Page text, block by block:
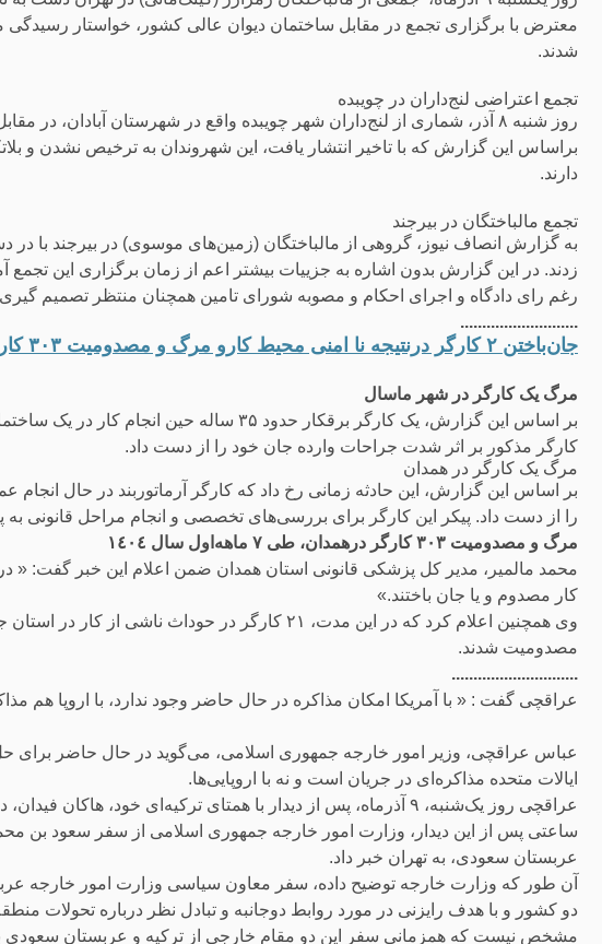
معترض با برگزاری تجمع در مقابل ساختمان دیوان عالی کشور، خواستار
شدند.
تجمع اعتراضی لنج‌داران در چویبده
روز شنبه ۸ آذر، شماری از لنج‌داران شهر چویبده واقع در شهرستان
براساس این گزارش که با تاخیر انتشار یافت، این شهروندان به ترخیص نشدن و
دارند.
تجمع مالباختگان در بیرجند
به گزارش انصاف نیوز، گروهی از مالباختگان (زمین‌های موسوی) در بیرجند با
زدند. در این گزارش بدون اشاره به جزییات بیشتر اعم از زمان برگزاری این
رغم رای دادگاه و اجرای احکام و مصوبه شورای تامین همچنان منتظر تصمیم
...........................
جان‌باختن ۲ کارگر درنتیجه نا امنی محیط کارو مرگ و مصدومیت ۳۰۳ کارگر در همدان طی ۷ ماه
مرگ یک کارگر در شهر ماسال
بر اساس این گزارش، یک کارگر برقکار حدود ۳۵
کارگر مذکور بر اثر شدت جراحات وارده جان خود را از دست داد.
مرگ یک کارگر در همدان
بر اساس این گزارش، این حادثه زمانی رخ داد که کارگر آرماتوربند در حال انجام
را از دست داد. پیکر این کارگر برای بررسی‌های تخصصی و انجام مراحل قانونی
مرگ و مصدومیت ٣٠٣ کارگر درهمدان، طی ٧ ماهەاول سال ١٤٠٤
کار مصدوم و یا جان باختند.»
مصدومیت شدند.
.............................
عراقچی گفت : « با آمریکا امکان مذاکره در حال حاضر وجود ندارد، با اروپا هم
عباس عراقچی، وزیر امور خارجه جمهوری اسلامی، می‌گوید در حال حاضر برای
ایالات متحده مذاکره‌ای در جریان است و نه با اروپایی‌ها.
عراقچی روز یک‌شنبه، ۹ آذرماه، پس از دیدار با همتای ترکیه‌ای خود، هاکان فیدان، در یک نشست خبری مشترک سخن می‌گفت.
ساعتی پس از این دیدار، وزارت امور خارجه جمهوری اسلامی از سفر سعود بن
عربستان سعودی، به تهران خبر داد.
آن طور که وزارت خارجه توضیح داده، سفر معاون سیاسی وزارت امور خارجه
دو کشور و با هدف رایزنی در مورد روابط دوجانبه و تبادل نظر درباره تحولات
مشخص نیست که همزمانی سفر این دو مقام خارجی از ترکیه و عربستان سعودی